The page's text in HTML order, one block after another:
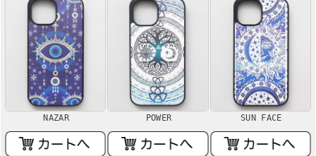
NAZAR POWER SUN FACE